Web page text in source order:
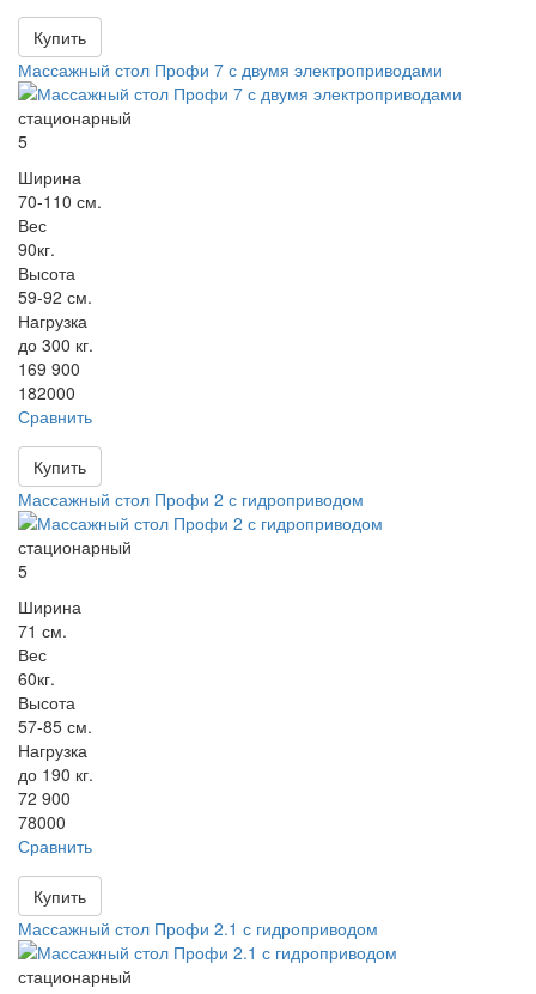
Купить
Массажный стол Профи 7 с двумя электроприводами
стационарный
5
Ширина
70-110 см.
Вес
90кг.
Высота
59-92 см.
Нагрузка
до 300 кг.
169 900
182000
Сравнить
Купить
Массажный стол Профи 2 с гидроприводом
стационарный
5
Ширина
71 см.
Вес
60кг.
Высота
57-85 см.
Нагрузка
до 190 кг.
72 900
78000
Сравнить
Купить
Массажный стол Профи 2.1 с гидроприводом
стационарный